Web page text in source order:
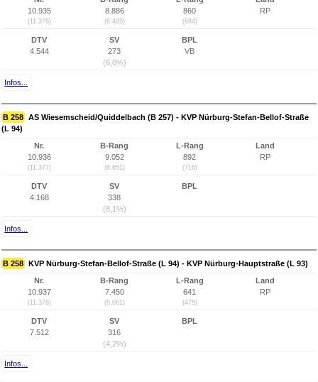
10.935
(11.376)
8.886
(6.485)
860
(684)
RP
DTV
4.544
SV
273
(6,0%)
BPL
VB
Infos...
B 258 AS Wiesemscheid/Quiddelbach (B 257) - KVP Nürburg-Stefan-Bellof-Straße
(L 94)
Nr.
10.936
(11.377)
B-Rang
9.052
(6.651)
L-Rang
892
(716)
Land
RP
DTV
4.168
SV
338
(8,1%)
BPL
Infos...
B 258 KVP Nürburg-Stefan-Bellof-Straße (L 94) - KVP Nürburg-Hauptstraße (L 93)
Nr.
10.937
(11.378)
B-Rang
7.450
(5.061)
L-Rang
641
(475)
Land
RP
DTV
7.512
SV
316
(4,2%)
BPL
Infos...